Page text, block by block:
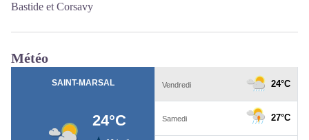
Bastide et Corsavy
Météo